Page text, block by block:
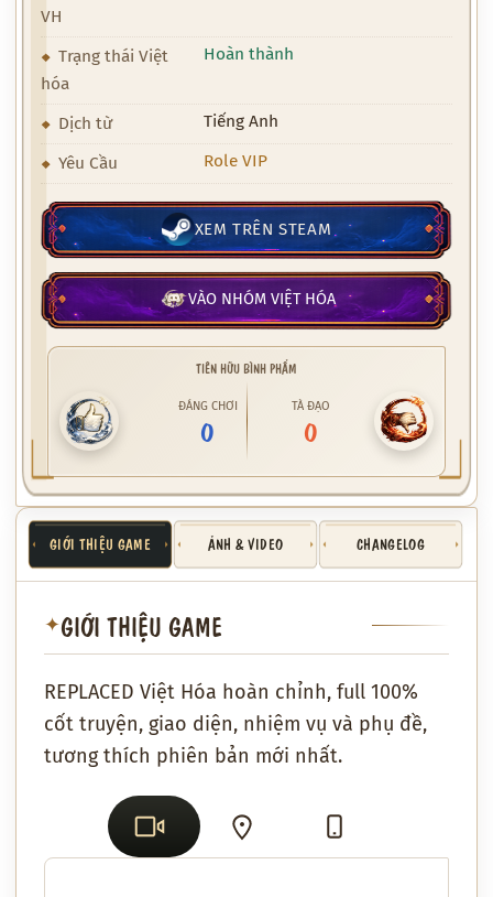
VH
Trạng thái Việt
hóa
Hoàn thành
Dịch từ Tiếng Anh
Yêu Cầu Role VIP
XEM TRÊN STEAM
VÀO NHÓM VIỆT HÓA
TIÊN HỮU BÌNH PHẨM
ĐÁNG CHƠI
0
TÀ ĐẠO
0
GIỚI THIỆU GAME ẢNH & VIDEO CHANGELOG
✦GIỚI THIỆU GAME
REPLACED Việt Hóa hoàn chỉnh, full 100%
cốt truyện, giao diện, nhiệm vụ và phụ đề,
tương thích phiên bản mới nhất.